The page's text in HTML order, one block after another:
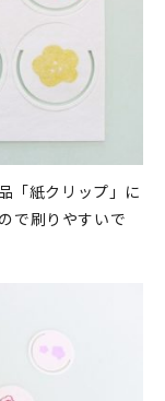
「紙クリップ」に
で刷りやすいで